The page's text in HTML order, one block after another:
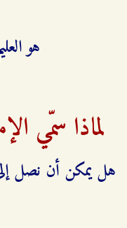
هو
لماذا سمّي
هل يمكن أن نصل